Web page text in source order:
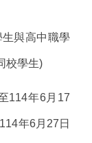
與高中職學
校學生)
114年6月17
年6月27日